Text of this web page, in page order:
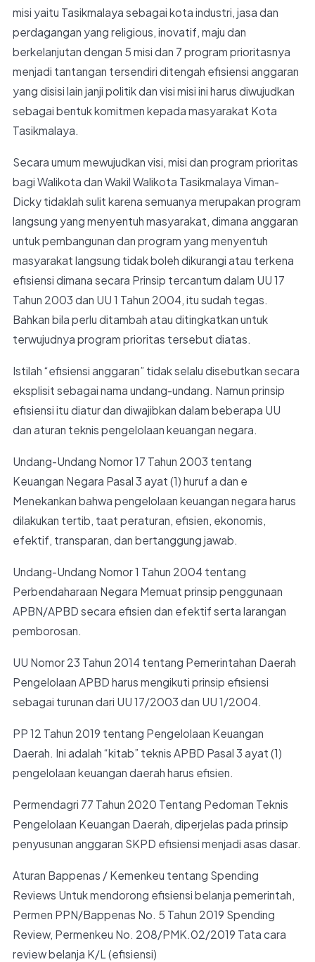
misi yaitu Tasikmalaya sebagai kota industri, jasa dan
perdagangan yang religious, inovatif, maju dan
berkelanjutan dengan 5 misi dan 7 program prioritasnya
menjadi tantangan tersendiri ditengah efisiensi anggaran
yang disisi lain janji politik dan visi misi ini harus diwujudkan
sebagai bentuk komitmen kepada masyarakat Kota
Tasikmalaya.
Secara umum mewujudkan visi, misi dan program prioritas
bagi Walikota dan Wakil Walikota Tasikmalaya Viman-
Dicky tidaklah sulit karena semuanya merupakan program
langsung yang menyentuh masyarakat, dimana anggaran
untuk pembangunan dan program yang menyentuh
masyarakat langsung tidak boleh dikurangi atau terkena
efisiensi dimana secara Prinsip tercantum dalam UU 17
Tahun 2003 dan UU 1 Tahun 2004, itu sudah tegas.
Bahkan bila perlu ditambah atau ditingkatkan untuk
terwujudnya program prioritas tersebut diatas.
Istilah “efisiensi anggaran” tidak selalu disebutkan secara
eksplisit sebagai nama undang-undang. Namun prinsip
efisiensi itu diatur dan diwajibkan dalam beberapa UU
dan aturan teknis pengelolaan keuangan negara.
Undang-Undang Nomor 17 Tahun 2003 tentang
Keuangan Negara Pasal 3 ayat (1) huruf a dan e
Menekankan bahwa pengelolaan keuangan negara harus
dilakukan tertib, taat peraturan, efisien, ekonomis,
efektif, transparan, dan bertanggung jawab.
Undang-Undang Nomor 1 Tahun 2004 tentang
Perbendaharaan Negara Memuat prinsip penggunaan
APBN/APBD secara efisien dan efektif serta larangan
pemborosan.
UU Nomor 23 Tahun 2014 tentang Pemerintahan Daerah
Pengelolaan APBD harus mengikuti prinsip efisiensi
sebagai turunan dari UU 17/2003 dan UU 1/2004.
PP 12 Tahun 2019 tentang Pengelolaan Keuangan
Daerah. Ini adalah “kitab” teknis APBD Pasal 3 ayat (1)
pengelolaan keuangan daerah harus efisien.
Permendagri 77 Tahun 2020 Tentang Pedoman Teknis
Pengelolaan Keuangan Daerah, diperjelas pada prinsip
penyusunan anggaran SKPD efisiensi menjadi asas dasar.
Aturan Bappenas / Kemenkeu tentang Spending
Reviews Untuk mendorong efisiensi belanja pemerintah,
Permen PPN/Bappenas No. 5 Tahun 2019 Spending
Review, Permenkeu No. 208/PMK.02/2019 Tata cara
review belanja K/L (efisiensi)